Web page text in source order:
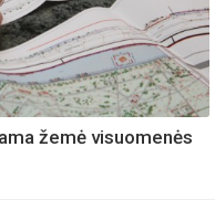
žemė visuomenės